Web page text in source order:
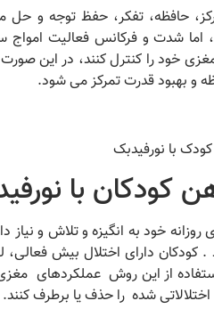
حافظه، تفکر، حفظ توجه و حل
اما شدت و فرکانس فعالیت
مغزی خود را کنترل کنند، در این
و بهبود قدرت تمرکز می شود.
کودکان با
خود به انگیزه و تلاش و نیاز
کودکان دارای اختلال بیش
استفاده از این روش عملکردهای
شده را حذف یا برطرف کنند.